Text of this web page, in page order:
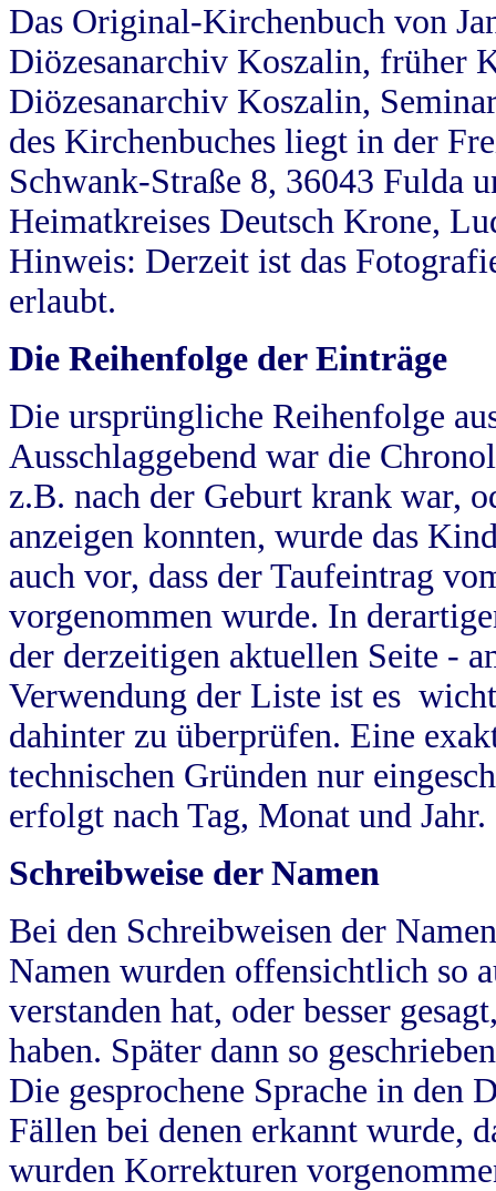
Das Original-Kirchenbuch von
Diözesanarchiv Koszalin, früher
Diözesanarchiv Koszalin,
des Kirchenbuches liegt in der
Schwank-Straße 8, 36043 Fulda
Heimatkreises Deutsch Krone,
Hinweis: Derzeit ist das
erlaubt.
Die Reihenfolge der Einträge
Die ursprüngliche Reihenfolge
Ausschlaggebend war die
z.B. nach der Geburt krank war,
anzeigen konnten, wurde das
auch vor, dass der Taufeintrag
vorgenommen wurde. In
der derzeitigen aktuellen Seite -
Verwendung der Liste ist es
dahinter zu überprüfen. Eine
technischen Gründen nur
erfolgt nach Tag, Monat und Jahr.
Schreibweise der Namen
Bei den Schreibweisen der
Namen wurden offensichtlich so
verstanden hat, oder besser
haben. Später dann so
Die gesprochene Sprache in
Fällen bei denen erkannt wurde,
wurden Korrekturen